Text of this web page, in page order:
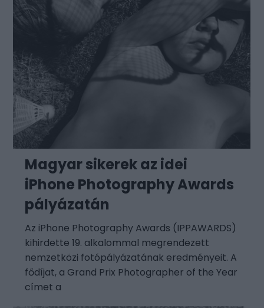
Magyar sikerek az idei
iPhone Photography Awards
pályázatán
Az iPhone Photography Awards (IPPAWARDS)
kihirdette 19. alkalommal megrendezett
nemzetközi fotópályázatának eredményeit. A
fődíjat, a Grand Prix Photographer of the Year
címet a